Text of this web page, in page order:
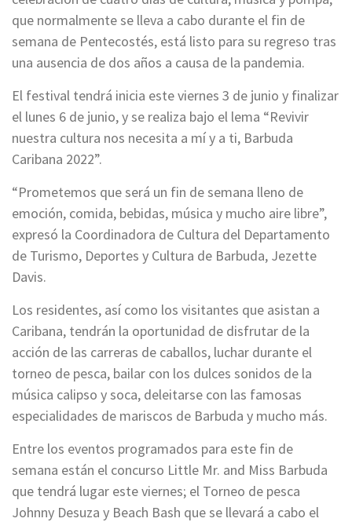
que normalmente se lleva a cabo durante el fin de
semana de Pentecostés, está listo para su regreso tras
una ausencia de dos años a causa de la pandemia.
El festival tendrá inicia este viernes 3 de junio y finalizar
el lunes 6 de junio, y se realiza bajo el lema “Revivir
nuestra cultura nos necesita a mí y a ti, Barbuda
Caribana 2022”.
“Prometemos que será un fin de semana lleno de
emoción, comida, bebidas, música y mucho aire libre”,
expresó la Coordinadora de Cultura del Departamento
de Turismo, Deportes y Cultura de Barbuda, Jezette
Davis.
Los residentes, así como los visitantes que asistan a
Caribana, tendrán la oportunidad de disfrutar de la
acción de las carreras de caballos, luchar durante el
torneo de pesca, bailar con los dulces sonidos de la
música calipso y soca, deleitarse con las famosas
especialidades de mariscos de Barbuda y mucho más.
Entre los eventos programados para este fin de
semana están el concurso Little Mr. and Miss Barbuda
que tendrá lugar este viernes; el Torneo de pesca
Johnny Desuza y Beach Bash que se llevará a cabo el